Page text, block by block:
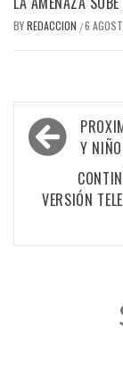
BYREDACCION /6
de
entradas
Y
VERSIÓN